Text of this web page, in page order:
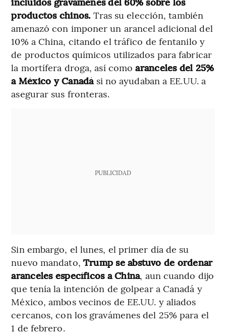
productos chinos. Tras su elección, también
amenazó con imponer un arancel adicional del
10% a China, citando el tráfico de fentanilo y
de productos químicos utilizados para fabricar
la mortífera droga, así como aranceles del 25%
a México y Canadási no ayudaban a EE.UU. a
asegurar sus fronteras.
PUBLICIDAD
Sin embargo, el lunes, el primer día de su
nuevo mandato, Trump se abstuvo de ordenar
aranceles específicos a China, aun cuando dijo
que tenía la intención de golpear a Canadá y
México, ambos vecinos de EE.UU. y aliados
cercanos, con los gravámenes del 25% para el
1 de febrero.